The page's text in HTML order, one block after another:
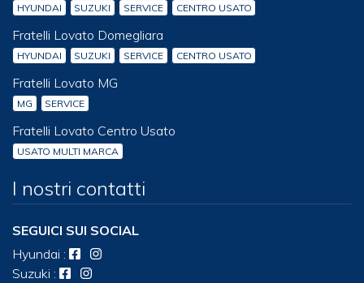
HYUNDAI SUZUKI SERVICE CENTRO USATO
Fratelli Lovato Domegliara
HYUNDAI SUZUKI SERVICE CENTRO USATO
Fratelli Lovato MG
MG SERVICE
Fratelli Lovato Centro Usato
USATO MULTI MARCA
I nostri contatti
SEGUICI SUI SOCIAL
Hyundai :
Suzuki :